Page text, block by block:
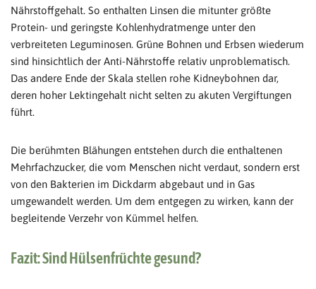
Nährstoffgehalt. So enthalten Linsen die mitunter größte
Protein- und geringste Kohlenhydratmenge unter den
verbreiteten Leguminosen. Grüne Bohnen und Erbsen wiederum
sind hinsichtlich der Anti-Nährstoffe relativ unproblematisch.
Das andere Ende der Skala stellen rohe Kidneybohnen dar,
deren hoher Lektingehalt nicht selten zu akuten Vergiftungen
führt.
Die berühmten Blähungen entstehen durch die enthaltenen
Mehrfachzucker, die vom Menschen nicht verdaut, sondern erst
von den Bakterien im Dickdarm abgebaut und in Gas
umgewandelt werden. Um dem entgegen zu wirken, kann der
begleitende Verzehr von Kümmel helfen.
Fazit: Sind Hülsenfrüchte gesund?